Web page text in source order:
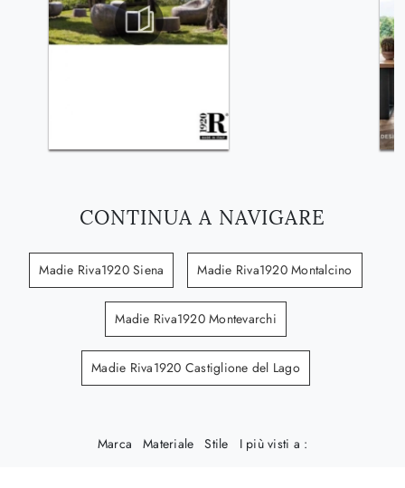
CONTINUA A NAVIGARE
Madie Riva1920 Siena Madie Riva1920 Montalcino
Madie Riva1920 Montevarchi
Madie Riva1920 Castiglione del Lago
Marca Materiale Stile I più visti a :